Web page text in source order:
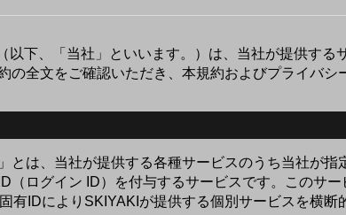
以下、「当社」といいます。）は、当社が提供す
の全文をご確認いただき、本規約およびプライバ
とは、当社が提供する各種サービスのうち当社が
（ログイン ID）を付与するサービスです。このサ
有IDによりSKIYAKIが提供する個別サービスを横断